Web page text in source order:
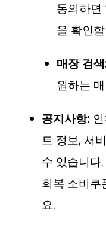
동의하면
을 확인
매장 검
원하는
공지사항:
트 정보, 서
수 있습니다
회복 소비쿠
요.